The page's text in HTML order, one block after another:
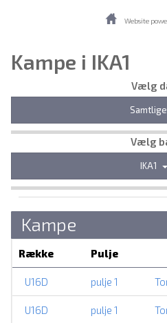
Website
Kampe i IKA1
Vælg
Samtlige
Vælg
IKA1
Kampe
Række Pulje
U16D pulje 1
U16D pulje 1